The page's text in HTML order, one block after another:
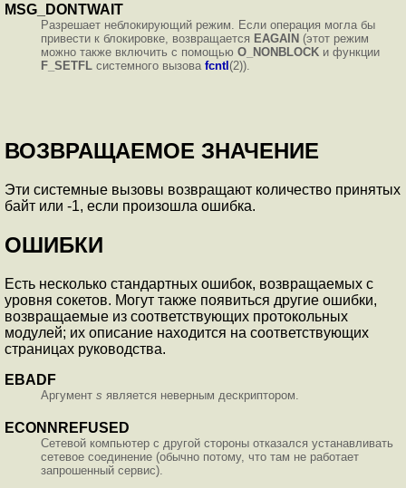
MSG_DONTWAIT
Разрешает неблокирующий режим. Если операция могла бы
привести к блокировке, возвращается EAGAIN (этот режим
можно также включить с помощью O_NONBLOCK и функции
F_SETFL системного вызова fcntl(2)).
ВОЗВРАЩАЕМОЕ ЗНАЧЕНИЕ
Эти системные вызовы возвращают количество принятых
байт или -1, если произошла ошибка.
ОШИБКИ
Есть несколько стандартных ошибок, возвращаемых с
уровня сокетов. Могут также появиться другие ошибки,
возвращаемые из соответствующих протокольных
модулей; их описание находится на соответствующих
страницах руководства.
EBADF
Аргумент s является неверным дескриптором.
ECONNREFUSED
Сетевой компьютер с другой стороны отказался устанавливать
сетевое соединение (обычно потому, что там не работает
запрошенный сервис).